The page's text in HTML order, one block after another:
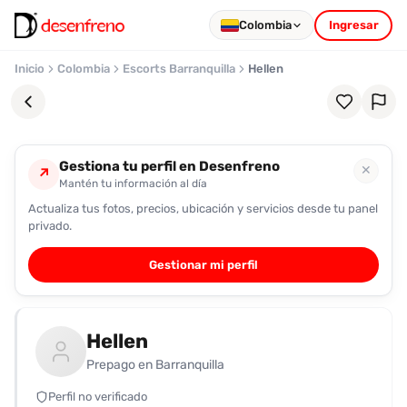
Colombia Ingresar
Inicio Colombia Escorts Barranquilla Hellen
Favoritos
Pronto
podrás
registrarte
guardar
favoritas
para
↗ Gestiona tu perfil en Desenfreno
Mantén tu información al día
✕
Actualiza tus fotos, precios, ubicación y servicios desde tu panel
privado.
Gestionar mi perfil
Hellen
Prepago en Barranquilla
Perfil no verificado